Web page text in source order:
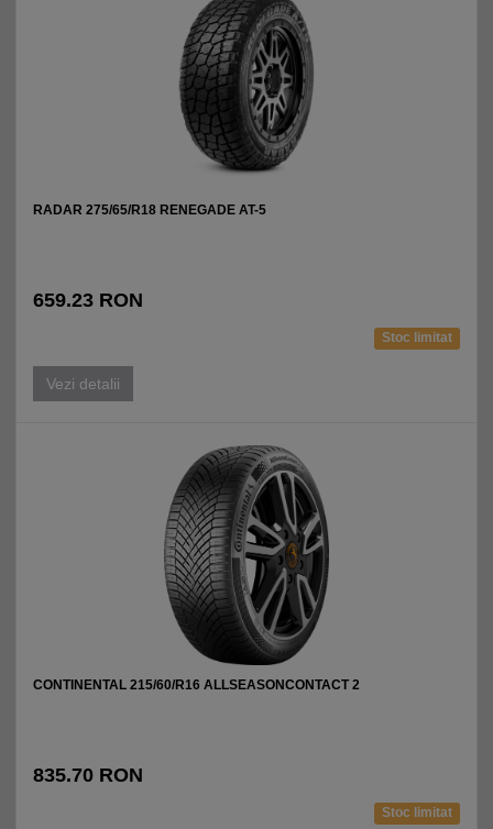
RADAR 275/65/R18 RENEGADE AT-5
659.23 RON
Stoc limitat
Vezi detalii
CONTINENTAL 215/60/R16 ALLSEASONCONTACT 2
835.70 RON
Stoc limitat